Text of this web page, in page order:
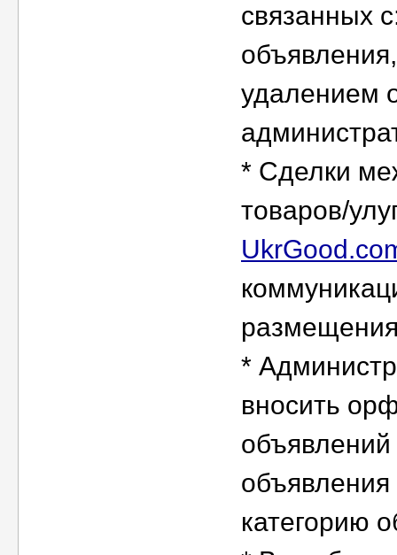
связанных
удалением
* Сделки
товаров/
*
вносить
категорию